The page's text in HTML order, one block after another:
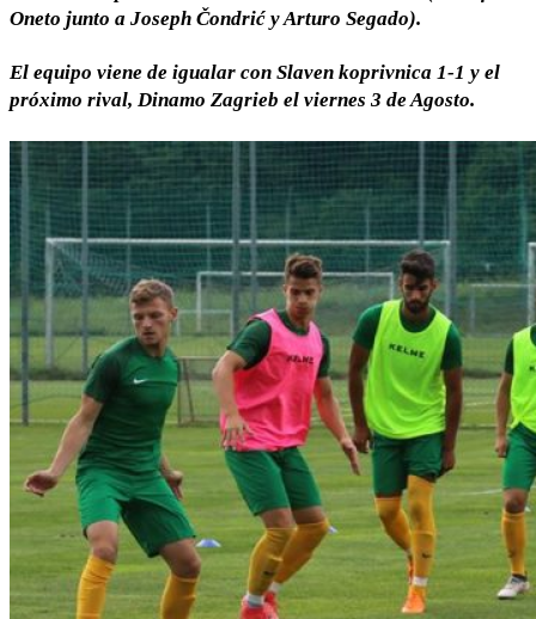
Oneto junto a Joseph Čondrić y Arturo Segado).
El equipo viene de igualar con Slaven koprivnica 1-1 y el
próximo rival, Dinamo Zagrieb el viernes 3 de Agosto.